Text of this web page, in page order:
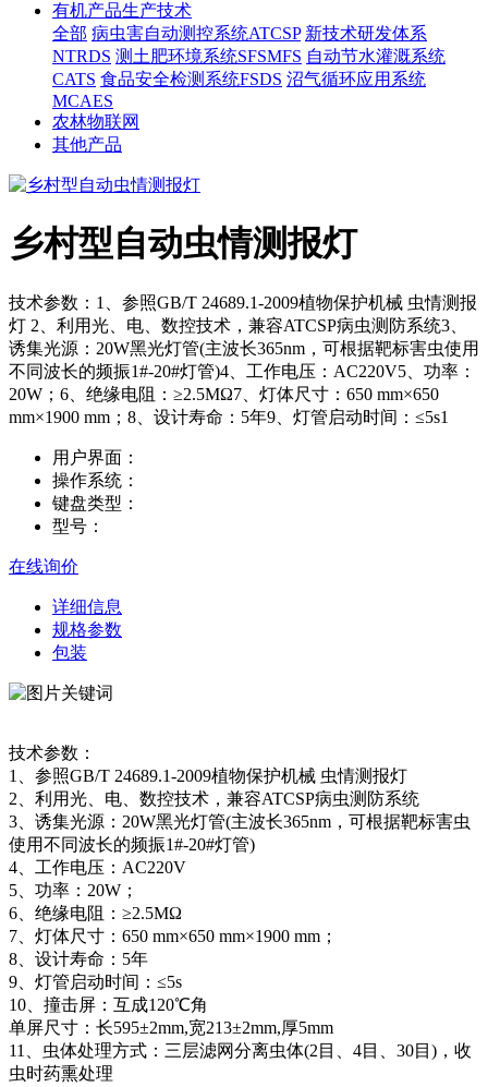
有机产品生产技术
全部 病虫害自动测控系统ATCSP 新技术研发体系
NTRDS 测土肥环境系统SFSMFS 自动节水灌溉系统
CATS 食品安全检测系统FSDS 沼气循环应用系统
MCAES
农林物联网
其他产品
乡村型自动虫情测报灯
技术参数：1、参照GB/T 24689.1-2009植物保护机械 虫情测报
灯 2、利用光、电、数控技术，兼容ATCSP病虫测防系统3、
诱集光源：20W黑光灯管(主波长365nm，可根据靶标害虫使用
不同波长的频振1#-20#灯管)4、工作电压：AC220V5、功率：
20W；6、绝缘电阻：≥2.5MΩ7、灯体尺寸：650 mm×650
mm×1900 mm；8、设计寿命：5年9、灯管启动时间：≤5s1
用户界面：
操作系统：
键盘类型：
型号：
在线询价
详细信息
规格参数
包装
技术参数：
1、参照GB/T 24689.1-2009植物保护机械 虫情测报灯
2、利用光、电、数控技术，兼容ATCSP病虫测防系统
3、诱集光源：20W黑光灯管(主波长365nm，可根据靶标害虫
使用不同波长的频振1#-20#灯管)
4、工作电压：AC220V
5、功率：20W；
6、绝缘电阻：≥2.5MΩ
7、灯体尺寸：650 mm×650 mm×1900 mm；
8、设计寿命：5年
9、灯管启动时间：≤5s
10、撞击屏：互成120℃角
单屏尺寸：长595±2mm,宽213±2mm,厚5mm
11、虫体处理方式：三层滤网分离虫体(2目、4目、30目)，收
虫时药熏处理